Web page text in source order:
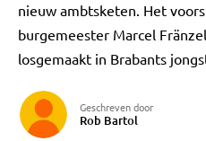
nieuw ambtsketen. Het
burgemeester Marcel
losgemaakt in Brabants
Geschreven door
Rob Bartol